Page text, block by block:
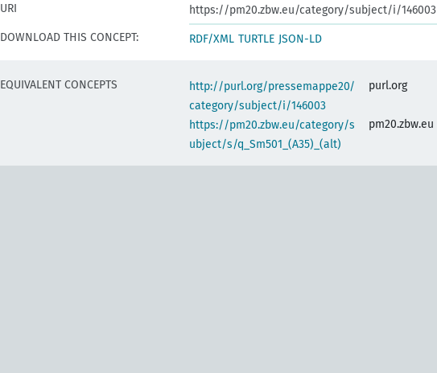
URI
https://pm20.zbw.eu/category/subject/i/146003
DOWNLOAD THIS CONCEPT:
RDF/XML TURTLE JSON-LD
EQUIVALENT CONCEPTS
http://purl.org/pressemappe20/
category/subject/i/146003
purl.org
https://pm20.zbw.eu/category/s
ubject/s/q_Sm501_(A35)_(alt)
pm20.zbw.eu